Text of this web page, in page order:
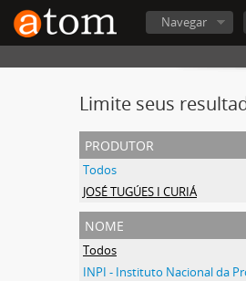
Navegar
Limite seus
produtor
Todos
JOSÉ TUGÚES I CURIÁ
nome
Todos